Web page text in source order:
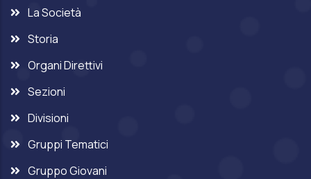
La Società
Storia
Organi Direttivi
Sezioni
Divisioni
Gruppi Tematici
Gruppo Giovani